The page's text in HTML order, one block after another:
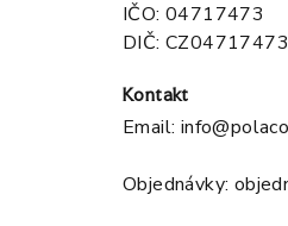
IČO: 04717473
DIČ: CZ04717473
Kontakt
Email:
Objednávky: